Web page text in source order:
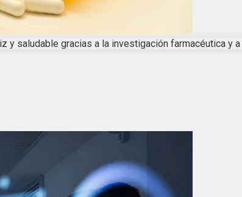
saludable gracias a la investigación farmacéutica y